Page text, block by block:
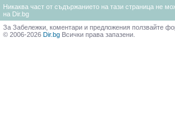
Никаква част от съдържанието на тази страница не
на Dir.bg
За Забележки, коментари и предложения ползвайте
© 2006-2026 Dir.bg Всички права запазени.